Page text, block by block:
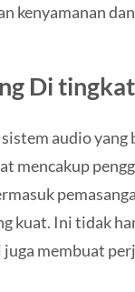
kenyamanan
Di
audio
mencakup
kuat. Ini tidak
membuat